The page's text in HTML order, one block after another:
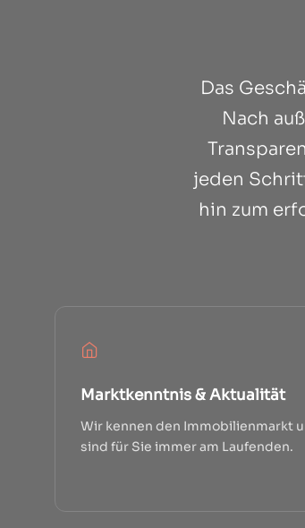
Das
Nach
jeden
hin zum
Marktkenntnis & Aktualität
Wir kennen den Immobilienmarkt
sind für Sie immer am Laufenden.